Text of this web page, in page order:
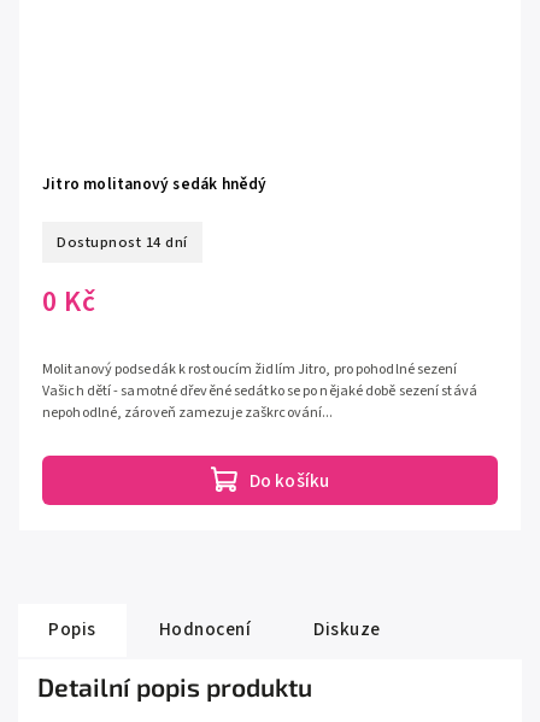
Jitro molitanový sedák hnědý
Dostupnost 14 dní
0 Kč
Do košíku
Molitanový podsedák k rostoucím židlím Jitro, pro pohodlné sezení
Vašich dětí - samotné dřevěné sedátko se po nějaké době sezení stává
nepohodlné, zároveň zamezuje zaškrcování...
Popis Hodnocení Diskuze
Detailní popis produktu